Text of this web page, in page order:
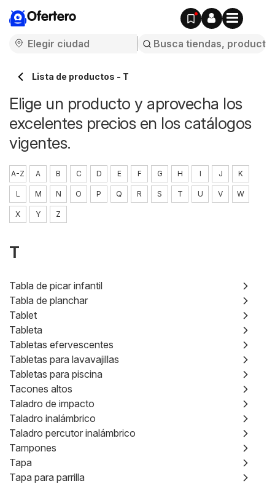
Ofertero
Lista de productos - T
Elige un producto y aprovecha los
excelentes precios en los catálogos
vigentes.
A-Z A B C D E F G H I J K
L M N O P Q R S T U V W
X Y Z
T
Tabla de picar infantil
Tabla de planchar
Tablet
Tableta
Tabletas efervescentes
Tabletas para lavavajillas
Tabletas para piscina
Tacones altos
Taladro de impacto
Taladro inalámbrico
Taladro percutor inalámbrico
Tampones
Tapa
Tapa para parrilla